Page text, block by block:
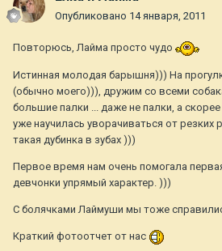
Опубликовано 14 января, 2011
Повторюсь, Лайма просто чудо
Истинная молодая барышня))) На
(обычно моего))), дружим со всеми
большие палки ... даже не палки, а
уже научилась уворачиваться от резких
такая дубинка в зубах )))
Первое время нам очень помогала
девчонки упрямый характер. )))
С болячками Лаймуши мы тоже
Краткий фотоотчет от нас